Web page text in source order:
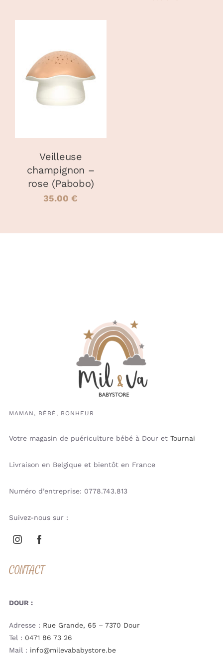
AJOUTER AU
PANIER
/
Veilleuse
champignon –
rose (Pabobo)
35.00€
MAMAN, BÉBÉ, BONHEUR
Votre magasin de puériculture bébé à Dour et Tournai
Livraison en Belgique et bientôt en France
Numéro d’entreprise: 0778.743.813
Suivez-nous sur :
CONTACT
DOUR :
Adresse : Rue Grande, 65 – 7370 Dour
Tel : 0471 86 73 26
Mail : info@milevababystore.be